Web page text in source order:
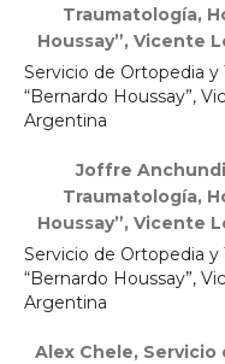
Traumatología,
Houssay”, Vicente
Servicio de Ortopedia
“Bernardo Houssay”,
Argentina
Joffre
Traumatología,
Houssay”, Vicente
Servicio de Ortopedia
“Bernardo Houssay”,
Argentina
Alex Chele, Servicio